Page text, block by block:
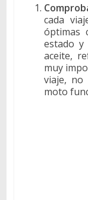
cada
óptimas
estado
aceite,
muy
viaje, no
moto